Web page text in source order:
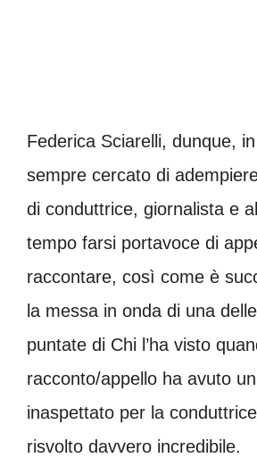
Federica Sciarelli, dunque,
sempre cercato di
di conduttrice, giornalista e
tempo farsi portavoce di
raccontare, così come è
la messa in onda di una
puntate di Chi l’ha visto
racconto/appello ha avuto
inaspettato per la
risvolto davvero incredibile.